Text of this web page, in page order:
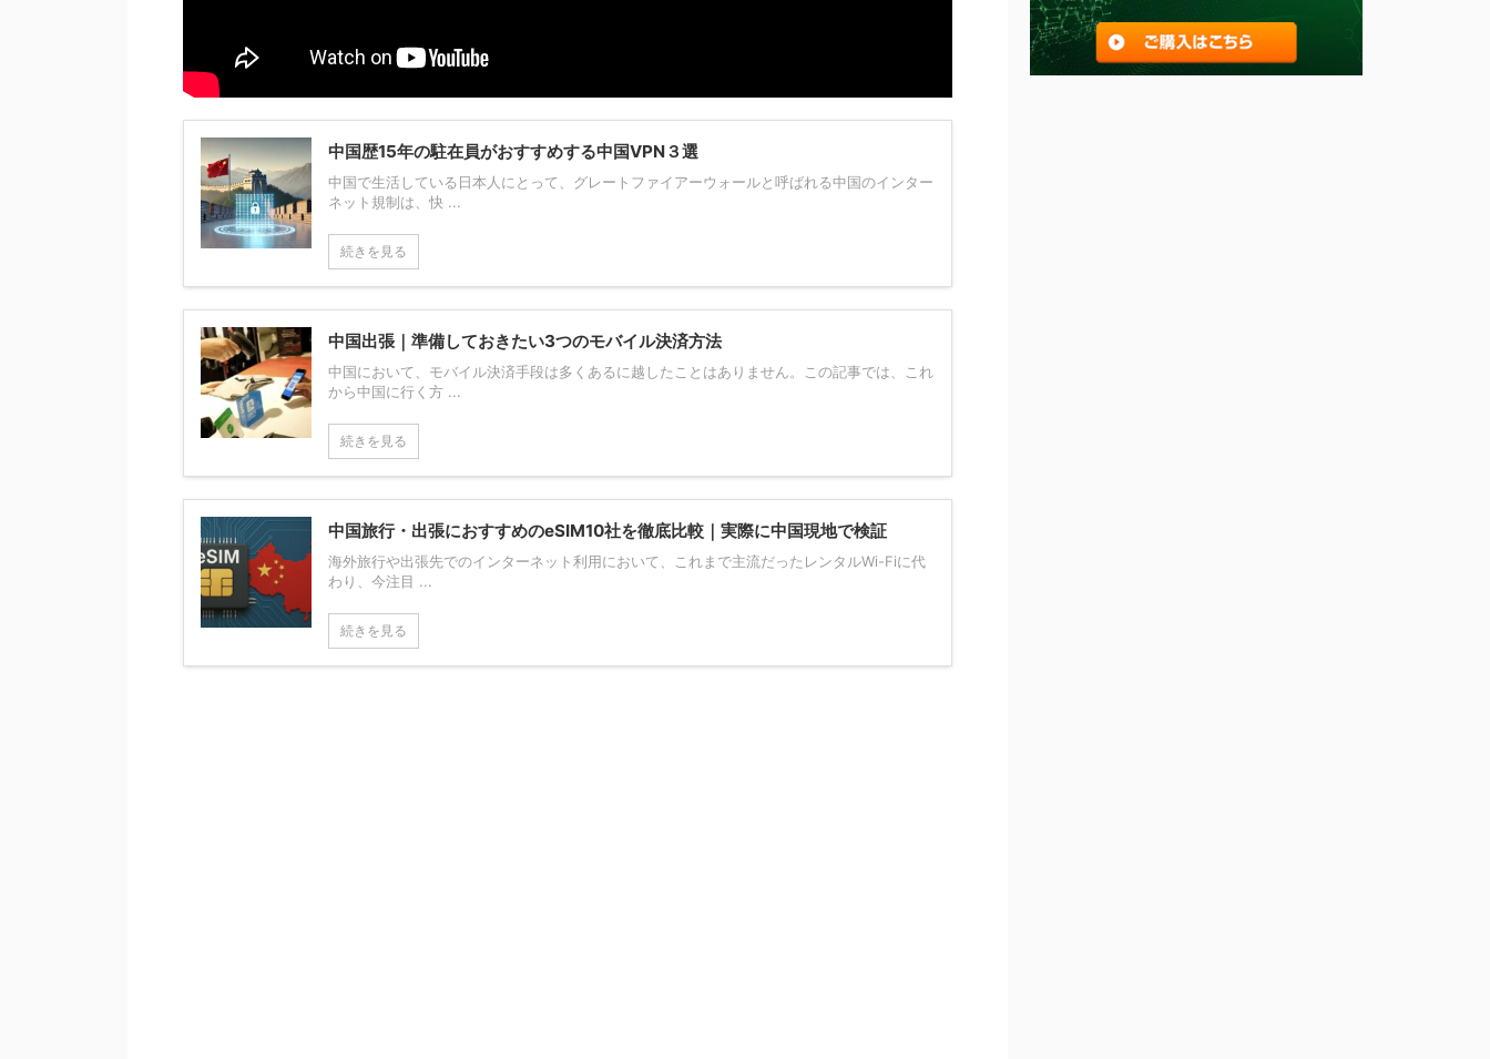
中国歴15年の駐在員がおすすめする中国VPN３選
中国で生活している日本人にとって、グレートファイアーウォールと呼ばれる中国のインター
ネット規制は、快 ...
続きを見る
中国出張｜準備しておきたい3つのモバイル決済方法
中国において、モバイル決済手段は多くあるに越したことはありません。この記事では、これ
から中国に行く方 ...
続きを見る
中国旅行・出張におすすめのeSIM10社を徹底比較｜実際に中国現地で検証
海外旅行や出張先でのインターネット利用において、これまで主流だったレンタルWi-Fiに代
わり、今注目 ...
続きを見る